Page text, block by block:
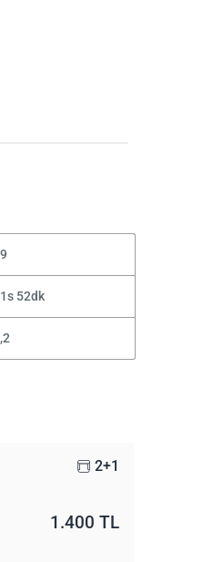
52dk
2+1
1.400 TL